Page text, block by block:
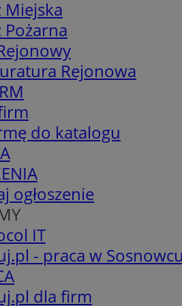
Miejska
Pożarna
Rejonowa
do katalogu
ogłoszenie
IT
- praca w
dla firm